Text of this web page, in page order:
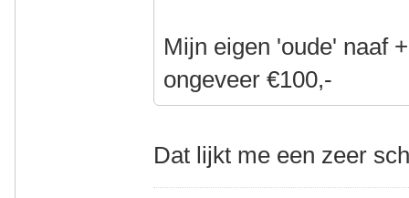
Mijn eigen 'oude' naaf
ongeveer €100,-
Dat lijkt me een zeer